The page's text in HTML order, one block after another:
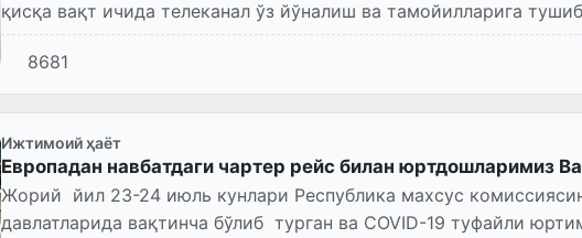
қисқа вақт ичида телеканал ўз йўналиш ва тамойилларига
томошабинлар учун 24...
8681
Ижтимоий ҳаёт
Европадан навбатдаги чартер рейс билан юртдошларимиз
Жорий йил 23-24 июль кунлари Республика махсус
давлатларида вақтинча бўлиб турган ва COVID-19 туфайли